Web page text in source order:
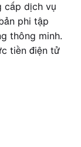
cấp dịch vụ
phi tập
thông minh.
tiền điện tử